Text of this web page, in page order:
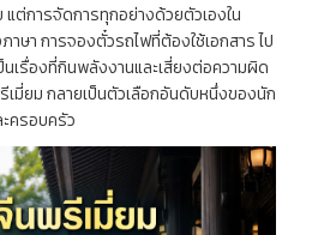
แต่การจัดการทุกอย่างด้วยตัวเองใน
ษา การจองตั๋วรถไฟที่ต้องใช้เอกสาร ไป
เรื่องที่กินพลังงานและเสี่ยงต่อความผิด
มี่ยม กลายเป็นตัวเลือกอันดับหนึ่งของนัก
ครอบครัว